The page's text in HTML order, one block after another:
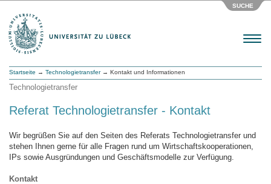
SUCHE
Menu
Startseite → Technologietransfer→ Kontakt und Informationen
Technologietransfer
Referat Technologietransfer - Kontakt
Wir begrüßen Sie auf den Seiten des Referats Technologietransfer und
stehen Ihnen gerne für alle Fragen rund um Wirtschaftskooperationen,
IPs sowie Ausgründungen und Geschäftsmodelle zur Verfügung.
Kontakt